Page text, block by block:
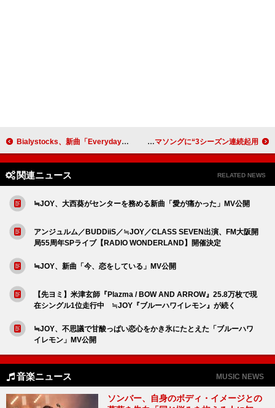
Bialystocks、新曲「Everyday」配信リリース ヒグチアイ「もしももう一度恋をするのなら」、ABEMA『さよプロ』テーマソングに“3シーズン連続起用”
関連ニュース RELATED NEWS
≒JOY、大西葵がセンターを務める新曲「愛が痛かった」MV公開
アンジュルム／BUDDiiS／≒JOY／CLASS SEVEN出演、FM大阪開
局55周年SPライブ【RADIO WONDERLAND】開催決定
≒JOY、新曲「今、恋をしている」MV公開
【先ヨミ】米津玄師『Plazma / BOW AND ARROW』25.8万枚で現
在シングル1位走行中 ≒JOY『ブルーハワイレモン』が続く
≒JOY、不思議で甘酸っぱい恋心をかき氷にたとえた「ブルーハワ
イレモン」MV公開
音楽ニュース MUSIC NEWS
ソンバー、自身のボディ・イメージとの